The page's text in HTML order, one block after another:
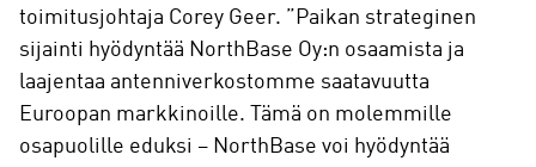
toimitusjohtaja Corey Geer. ”Paikan strateginen
sijainti hyödyntää NorthBase Oy:n osaamista ja
laajentaa antenniverkostomme saatavuutta
Euroopan markkinoille. Tämä on molemmille
osapuolille eduksi – NorthBase voi hyödyntää